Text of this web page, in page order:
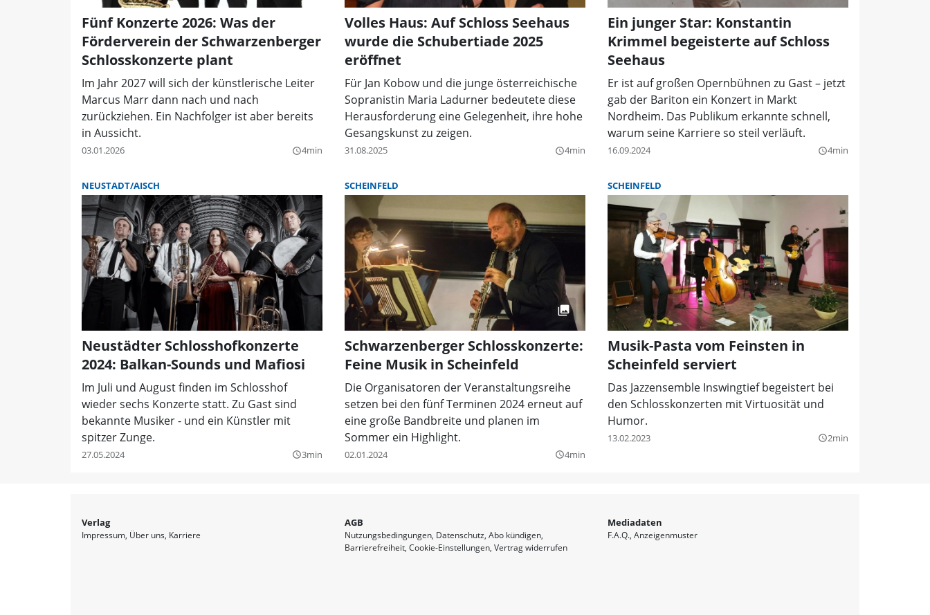
Fünf Konzerte 2026: Was der
Förderverein der Schwarzenberger
Schlosskonzerte plant
Im Jahr 2027 will sich der künstlerische Leiter
Marcus Marr dann nach und nach
zurückziehen. Ein Nachfolger ist aber bereits
in Aussicht.
03.01.2026 query_builder4min
Volles Haus: Auf Schloss Seehaus
wurde die Schubertiade 2025
eröffnet
Für Jan Kobow und die junge österreichische
Sopranistin Maria Ladurner bedeutete diese
Herausforderung eine Gelegenheit, ihre hohe
Gesangskunst zu zeigen.
31.08.2025 query_builder4min
Ein junger Star: Konstantin
Krimmel begeisterte auf Schloss
Seehaus
Er ist auf großen Opernbühnen zu Gast – jetzt
gab der Bariton ein Konzert in Markt
Nordheim. Das Publikum erkannte schnell,
warum seine Karriere so steil verläuft.
16.09.2024 query_builder4min
NEUSTADT/AISCH
Neustädter Schlosshofkonzerte
2024: Balkan-Sounds und Mafiosi
Im Juli und August finden im Schlosshof
wieder sechs Konzerte statt. Zu Gast sind
bekannte Musiker - und ein Künstler mit
spitzer Zunge.
27.05.2024 query_builder3min
SCHEINFELD
Schwarzenberger Schlosskonzerte:
Feine Musik in Scheinfeld
Die Organisatoren der Veranstaltungsreihe
setzen bei den fünf Terminen 2024 erneut auf
eine große Bandbreite und planen im
Sommer ein Highlight.
02.01.2024 query_builder4min
SCHEINFELD
Musik-Pasta vom Feinsten in
Scheinfeld serviert
Das Jazzensemble Inswingtief begeistert bei
den Schlosskonzerten mit Virtuosität und
Humor.
13.02.2023 query_builder2min
Verlag
Impressum Über uns Karriere
AGB
Nutzungsbedingungen Datenschutz Abo kündigen
Barrierefreiheit Cookie-Einstellungen Vertrag widerrufen
Mediadaten
F.A.Q. Anzeigenmuster